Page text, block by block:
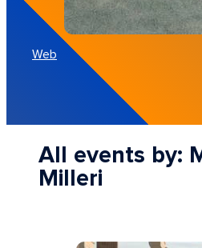
Web
All events by:
Milleri